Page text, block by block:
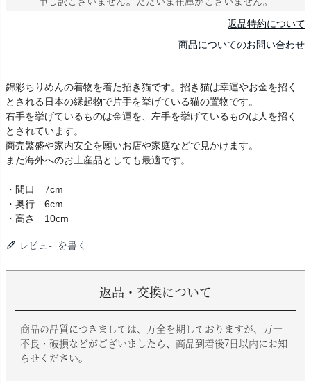
返品特約について
商品についてのお問い合わせ
錦彩ちりめんの着物を着た招き猫です。招き猫は幸運やお金を招く
とされる日本の縁起物で片手を挙げている猫の置物です。
右手を挙げているものは金運を、左手を挙げているものは人を招く
とされています。
商売繁盛や家内安全を願いお店や家庭などで見かけます。
また海外へのお土産品としても最適です。
・間口 7cm
・奥行 6cm
・高さ 10cm
レビューを書く
返品・交換について
商品の品質につきましては、万全を期しておりますが、万一
不良・破損などがございましたら、商品到着後7日以内にお知
らせください。